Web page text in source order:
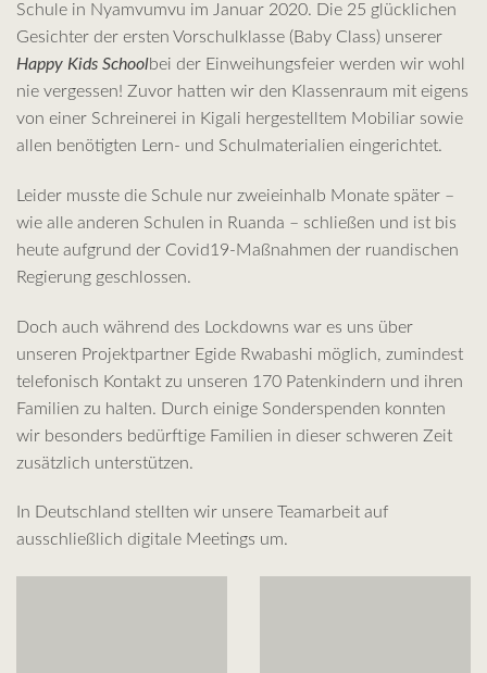
Schule in Nyamvumvu im Januar 2020. Die 25 glücklichen
Gesichter der ersten Vorschulklasse (Baby Class) unserer
Happy Kids Schoolbei der Einweihungsfeier werden wir wohl
nie vergessen! Zuvor hatten wir den Klassenraum mit eigens
von einer Schreinerei in Kigali hergestelltem Mobiliar sowie
allen benötigten Lern- und Schulmaterialien eingerichtet.
Leider musste die Schule nur zweieinhalb Monate später –
wie alle anderen Schulen in Ruanda – schließen und ist bis
heute aufgrund der Covid19-Maßnahmen der ruandischen
Regierung geschlossen.
Doch auch während des Lockdowns war es uns über
unseren Projektpartner Egide Rwabashi möglich, zumindest
telefonisch Kontakt zu unseren 170 Patenkindern und ihren
Familien zu halten. Durch einige Sonderspenden konnten
wir besonders bedürftige Familien in dieser schweren Zeit
zusätzlich unterstützen.
In Deutschland stellten wir unsere Teamarbeit auf
ausschließlich digitale Meetings um.